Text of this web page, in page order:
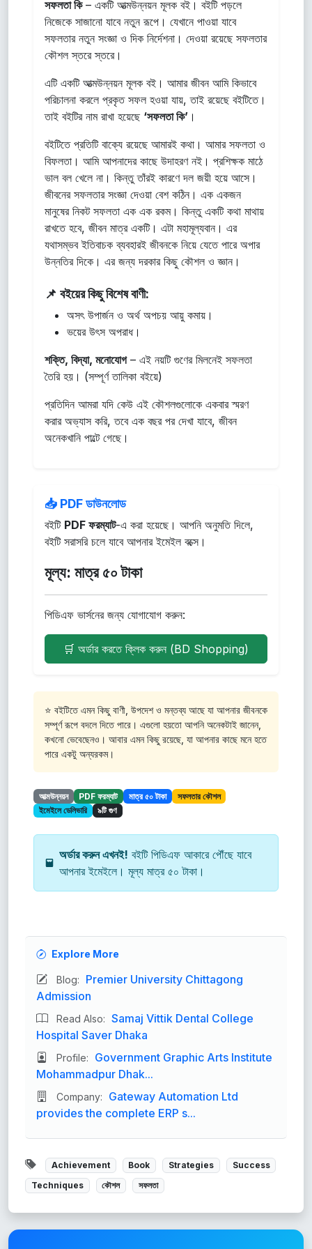
সফলতা কি– একটি আত্মউন্নয়ন মূলক বই। বইটি পড়লে
নিজেকে সাজানো যাবে নতুন রূপে। যেখানে পাওয়া যাবে
সফলতার নতুন সংজ্ঞা ও দিক নির্দেশনা। দেওয়া রয়েছে সফলতার
কৌশল স্তরে স্তরে।
এটি একটি আত্মউন্নয়ন মূলক বই। আমার জীবন আমি কিভাবে
পরিচালনা করলে প্রকৃত সফল হওয়া যায়, তাই রয়েছে বইটিতে।
তাই বইটির নাম রাখা হয়েছে ‘সফলতা কি’ ।
বইটিতে প্রতিটি বাক্যে রয়েছে আমারই কথা। আমার সফলতা ও
বিফলতা। আমি আপনাদের কাছে উদাহরণ নই। প্রশিক্ষক মাঠে
ভাল বল খেলে না। কিন্তু তাঁরই কারণে দল জয়ী হয়ে আসে।
জীবনের সফলতার সংজ্ঞা দেওয়া বেশ কঠিন। এক একজন
মানুষের নিকট সফলতা এক এক রকম। কিন্তু একটি কথা মাথায়
রাখতে হবে, জীবন মাত্র একটি। এটা মহামূল্যবান। এর
যথাসম্ভব ইতিবাচক ব্যবহারই জীবনকে নিয়ে যেতে পারে অপার
উন্নতির দিকে। এর জন্য দরকার কিছু কৌশল ও জ্ঞান।
📌 বইয়ের কিছু বিশেষ বাণী:
অসৎ উপার্জন ও অর্থ অপচয় আয়ু কমায়।
ভয়ের উৎস অপরাধ।
শক্তি, বিদ্যা, মনোযোগ– এই নয়টি গুণের মিলনেই সফলতা
তৈরি হয়। (সম্পূর্ণ তালিকা বইয়ে)
প্রতিদিন আমরা যদি কেউ এই কৌশলগুলোকে একবার স্মরণ
করার অভ্যাস করি, তবে এক বছর পর দেখা যাবে, জীবন
অনেকখানি পাল্টে গেছে।
📥 PDF ডাউনলোড
বইটি PDF ফরম্যাট-এ করা হয়েছে। আপনি অনুমতি দিলে,
বইটি সরাসরি চলে যাবে আপনার ইমেইল বক্সে।
মূল্য: মাত্র ৫০ টাকা
পিডিএফ ভার্সনের জন্য যোগাযোগ করুন:
🛒 অর্ডার করতে ক্লিক করুন (BD Shopping)
⭐ বইটিতে এমন কিছু বাণী, উপদেশ ও মন্তব্য আছে যা আপনার জীবনকে
সম্পূর্ণ রূপে বদলে দিতে পারে। এগুলো হয়তো আপনি অনেকটাই জানেন,
কখনো ভেবেছেনও। আবার এমন কিছু রয়েছে, যা আপনার কাছে মনে হতে
পারে একটু অন্যরকম।
আত্মউন্নয়ন PDF ফরম্যাট মাত্র ৫০ টাকা
সফলতার কৌশল
ইমেইলে ডেলিভারি
৯টি গুণ
অর্ডার করুন এখনই! বইটি পিডিএফ আকারে পৌঁছে যাবে
আপনার ইমেইলে। মূল্য মাত্র ৫০ টাকা।
Explore More
Blog:
Premier University Chittagong
Admission
Read Also: Samaj Vittik Dental College
Hospital Saver Dhaka
Profile:
Government Graphic Arts Institute
Mohammadpur Dhak...
Company:
Gateway Automation Ltd
provides the complete ERP s...
Achievement Book Strategies
Success
Techniques
কৌশল সফলতা